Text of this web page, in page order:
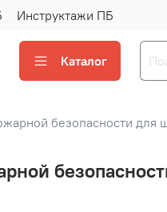
Инструктажи ПБ
Каталог
безопасности